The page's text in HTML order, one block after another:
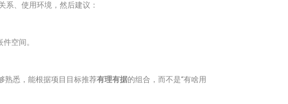
系、使用环境，然后建议：
空间。
熟悉，能根据项目目标推荐有理有据的组合，而不是“有啥用